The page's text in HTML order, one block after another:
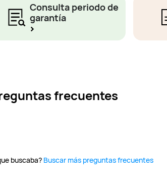
Consulta periodo de
garantía
frecuentes
buscaba? Buscar más preguntas frecuentes